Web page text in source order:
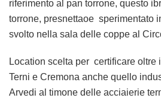
riferimento al pan torrone, questo
torrone, presnettaoe sperimentato
svolto nella sala delle coppe al
Location scelta per certificare oltre
Terni e Cremona anche quello
Arvedi al timone delle acciaierie